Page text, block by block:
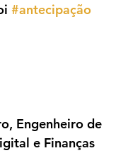
#antecipação
Engenheiro de
e Finanças